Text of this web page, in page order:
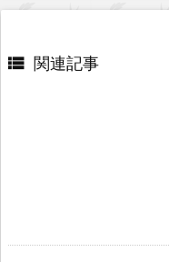
 関連記事